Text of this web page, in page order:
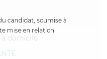
candidat, soumise à
mise en relation